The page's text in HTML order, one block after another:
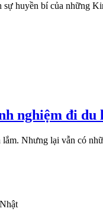
huyền bí của những
nghiệm đi du
Nhưng lại vẫn có